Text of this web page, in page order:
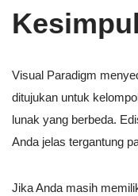
Visual Paradigm
ditujukan untuk
lunak yang berbeda.
Anda jelas tergantung
Jika Anda masih